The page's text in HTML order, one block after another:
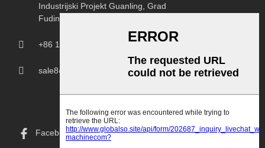
Industrijski Projekt Guanling, Grad
Fuding, Grad Ningde, Provincija Fujian.
+86 18150207107
sale8@chprintingmachine.com
Facebook